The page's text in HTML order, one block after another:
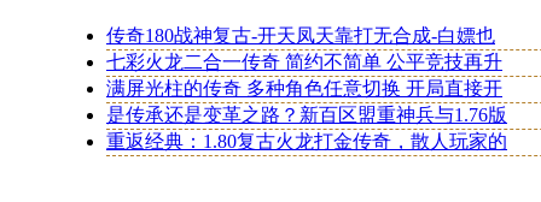
传奇180战神复古-开天凤天靠打无合成-白嫖也
七彩火龙二合一传奇 简约不简单 公平竞技再升
满屏光柱的传奇 多种角色任意切换 开局直接开
是传承还是变革之路？新百区盟重神兵与1.76版
重返经典：1.80复古火龙打金传奇，散人玩家的